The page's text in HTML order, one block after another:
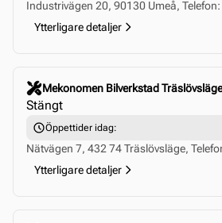
Industrivägen 20, 90130 Umeå,
Ytterligare detaljer
Mekonomen Bilverkstad Träslövsläge
Stängt
Öppettider idag:
Nätvägen 7, 432 74 Träslövsläge,
Ytterligare detaljer
Click to select this store